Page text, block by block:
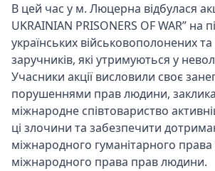
В цей час у м. Люцерна відбулася
UKRAINIAN PRISONERS OF WAR” на
українських військовополонених
заручників, які утримуються у
Учасники акції висловили своє
порушеннями прав людини,
міжнародне співтовариство
ці злочини та забезпечити
міжнародного гуманітарного права
міжнародного права прав людини.